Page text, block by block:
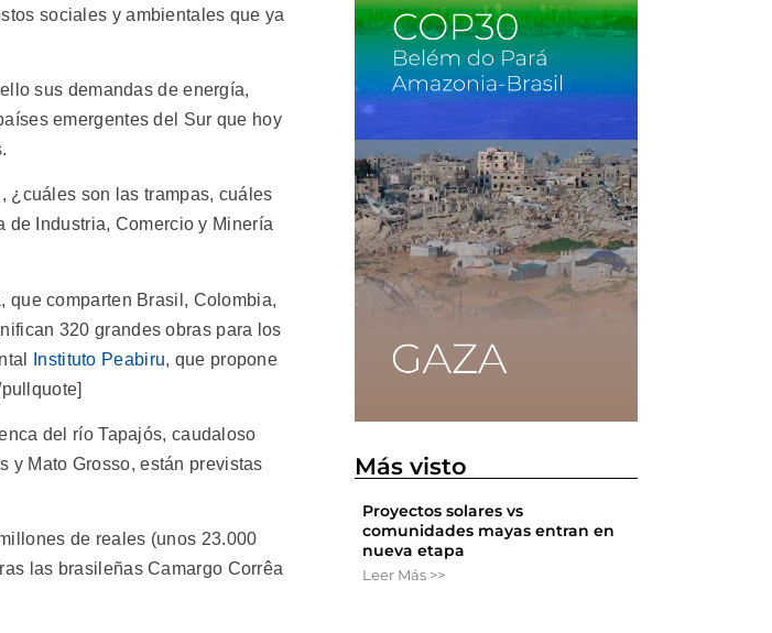
sociales y ambientales que ya
sus demandas de energía,
emergentes del Sur que hoy
¿cuáles son las trampas, cuáles
de Industria, Comercio y Minería
que comparten Brasil, Colombia,
320 grandes obras para los
Instituto Peabiru, que propone
del río Tapajós, caudaloso
y Mato Grosso, están previstas
de reales (unos 23.000
las brasileñas Camargo Corrêa
Más visto
Proyectos solares vs
comunidades mayas entran en
nueva etapa
Leer Más >>